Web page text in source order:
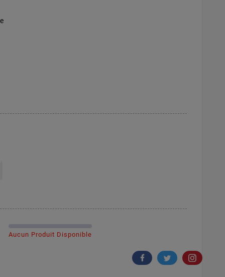
Aucun Produit Disponible